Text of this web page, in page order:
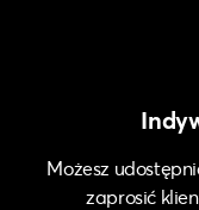
Możesz
zaprosić